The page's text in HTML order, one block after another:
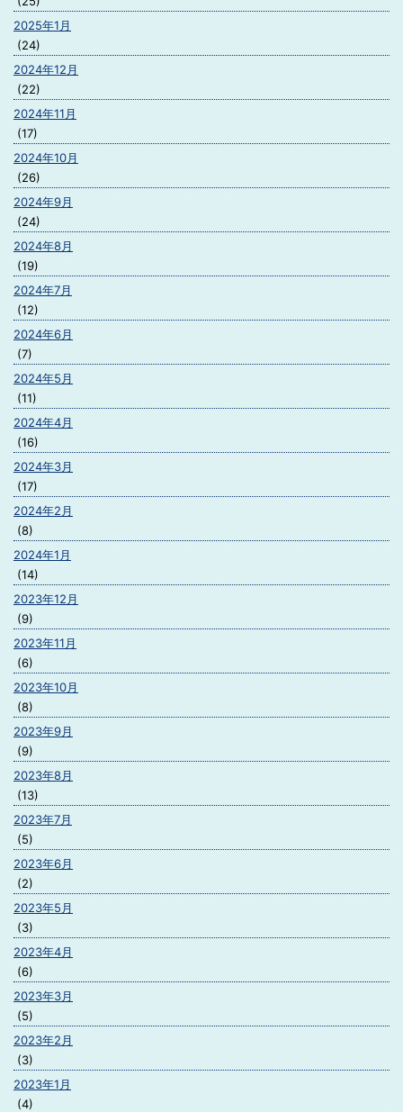
2025年1月
(24)
2024年12月
(22)
2024年11月
(17)
2024年10月
(26)
2024年9月
(24)
2024年8月
(19)
2024年7月
(12)
2024年6月
(7)
2024年5月
(11)
2024年4月
(16)
2024年3月
(17)
2024年2月
(8)
2024年1月
(14)
2023年12月
(9)
2023年11月
(6)
2023年10月
(8)
2023年9月
(9)
2023年8月
(13)
2023年7月
(5)
2023年6月
(2)
2023年5月
(3)
2023年4月
(6)
2023年3月
(5)
2023年2月
(3)
2023年1月
(4)